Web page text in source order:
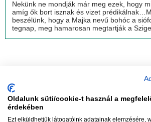
Nekünk ne mondják már meg ezek, hogy
amíg ők bort isznak és vizet
beszélünk, hogy a Majka nevű bohóc a
tegnap, meg hamarosan megtartják a
Oldalunk süti/cookie-t használ a
érdekében
Ezt elküldhetjük látogatóink adatainak elemzésére,